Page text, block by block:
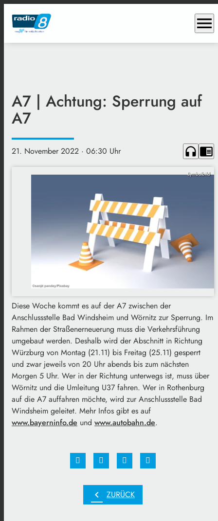
menu
A7 | Achtung: Sperrung auf
A7
21. November 2022 · 06:30 Uhr headphones chrome_reader_mode
Symbolbild
Diese Woche kommt es auf der A7 zwischen der
Anschlussstelle Bad Windsheim und Wörnitz zur Sperrung. Im
Rahmen der Straßenerneuerung muss die Verkehrsführung
umgebaut werden. Deshalb wird der Abschnitt in Richtung
Würzburg von Montag (21.11) bis Freitag (25.11) gesperrt
und zwar jeweils von 20 Uhr abends bis zum nächsten
Morgen 5 Uhr. Wer in der Richtung unterwegs ist, muss über
Wörnitz und die Umleitung U37 fahren. Wer in Rothenburg
auf die A7 auffahren möchte, wird zur Anschlussstelle Bad
Windsheim geleitet. Mehr Infos gibt es auf
www.bayerninfo.de und www.autobahn.de.
chevron_left ZURÜCK